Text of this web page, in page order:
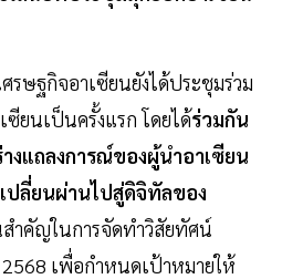
รษฐกิจอาเซียนยังได้ประชุมร่วม
ยนเป็นครั้งแรก โดยได้ร่วมกัน
แถลงการณ์ของผู้นำอาเซียน
ปลี่ยนผ่านไปสู่ดิจิทัลของ
ำคัญในการจัดทำวิสัยทัศน์
เพื่อกำหนดเป้าหมายให้